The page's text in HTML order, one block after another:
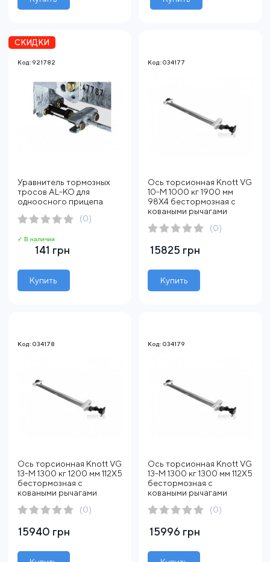
СКИДКИ
Код: 921782
Уравнитель тормозных
тросов AL-KO для
одноосного прицепа
(0)
✓ В наличии
141 грн
Купить
Код: 034177
Ось торсионная Knott VG
10-M 1000 кг 1900 мм
98X4 бестормозная с
коваными рычагами
(0)
15825 грн
Купить
Код: 034178
Ось торсионная Knott VG
13-M 1300 кг 1200 мм 112Х5
бестормозная с
коваными рычагами
(0)
15940 грн
Код: 034179
Ось торсионная Knott VG
13-M 1300 кг 1300 мм 112Х5
бестормозная с
коваными рычагами
(0)
15996 грн